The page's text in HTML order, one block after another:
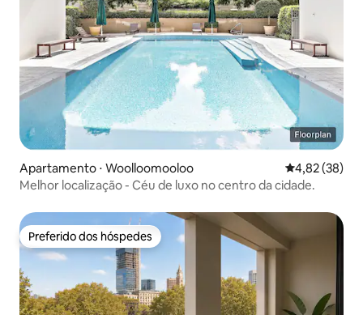
Apartamento ⋅ Woolloomooloo 4,82 de uma
4,82 (38)
Melhor localização - Céu de luxo no centro da cidade.
Preferido dos hóspedes
Preferido dos hóspedes